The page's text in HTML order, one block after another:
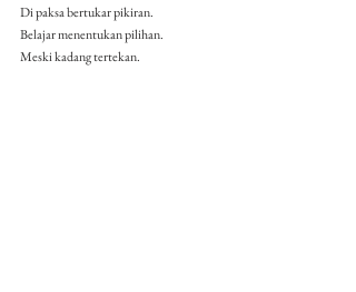
Di paksa bertukar pikiran.
Belajar menentukan pilihan.
Meski kadang tertekan.